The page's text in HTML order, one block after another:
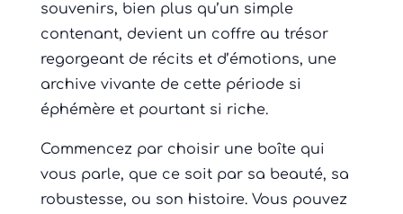
souvenirs, bien plus qu’un simple
contenant, devient un coffre au trésor
regorgeant de récits et d’émotions, une
archive vivante de cette période si
éphémère et pourtant si riche.
Commencez par choisir une boîte qui
vous parle, que ce soit par sa beauté, sa
robustesse, ou son histoire. Vous pouvez